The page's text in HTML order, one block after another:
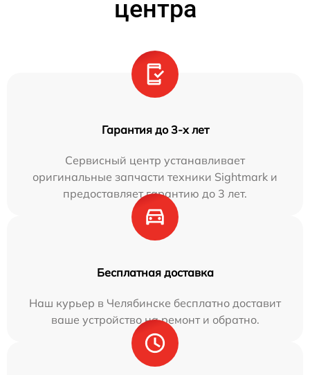
центра
Гарантия до 3-х лет
Сервисный центр устанавливает
оригинальные запчасти техники Sightmark и
предоставляет гарантию до 3 лет.
Бесплатная доставка
Наш курьер в Челябинске бесплатно доставит
ваше устройство на ремонт и обратно.